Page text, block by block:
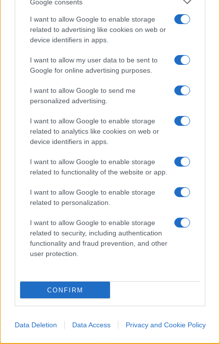
Google consents
I want to allow Google to enable storage
related to advertising like cookies on web or
device identifiers in apps.
I want to allow my user data to be sent to
Google for online advertising purposes.
I want to allow Google to send me
personalized advertising.
I want to allow Google to enable storage
related to analytics like cookies on web or
device identifiers in apps.
I want to allow Google to enable storage
related to functionality of the website or app.
I want to allow Google to enable storage
related to personalization.
I want to allow Google to enable storage
related to security, including authentication
functionality and fraud prevention, and other
user protection.
CONFIRM
Data Deletion Data Access Privacy and Cookie Policy
Julian Assange, è arrivata la decisione definitiva del governo
di Londra:
come nel medioevo, sarà trasferito negli Usa per essere
I GIORNALETTARI, neanche sanno chi SIA, le è STATO a TUTTI
PAROLA dai ” POLITICANTI DELLA DEMONIOCRAZIA “,
…………., per questo MOTIVO, sono PAGATI per scrivere
SCENEGGIATURE da 4 soldi, pensiamo al RESTO………..
Rispondi
Carica altri commenti
IL PIÙ LETTO DEL MESE